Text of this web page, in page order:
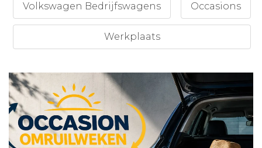
Volkswagen Bedrijfswagens Occasions
Werkplaats